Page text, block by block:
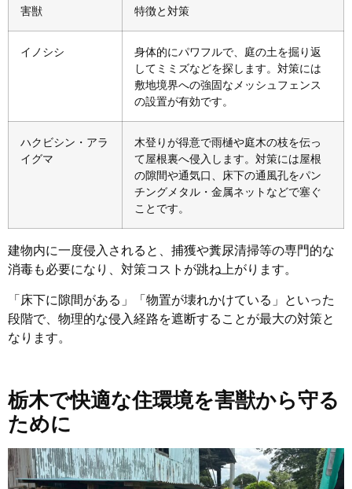
害獣 特徴と対策
イノシシ
身体的にパワフルで、庭の土を掘り返
してミミズなどを探します。対策には
敷地境界への強固なメッシュフェンス
の設置が有効です。
ハクビシン・アラ
イグマ
木登りが得意で雨樋や庭木の枝を伝っ
て屋根裏へ侵入します。対策には屋根
の隙間や通気口、床下の通風孔をパン
チングメタル・金属ネットなどで塞ぐ
ことです。
建物内に一度侵入されると、捕獲や糞尿清掃等の専門的な
消毒も必要になり、対策コストが跳ね上がります。
「床下に隙間がある」「物置が壊れかけている」といった
段階で、物理的な侵入経路を遮断することが最大の対策と
なります。
栃木で快適な住環境を害獣から守る
ために